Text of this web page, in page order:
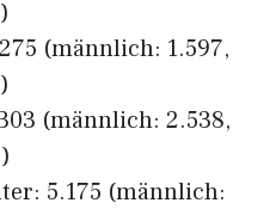
(männlich: 1.597,
(männlich: 2.538,
5.175 (männlich: